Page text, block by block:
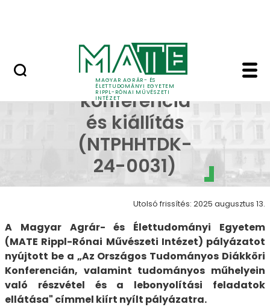
MAGYAR AGRÁR- ÉS
ÉLETTUDOMÁNYI EGYETEM
RIPPL-RÓNAI MŰVÉSZETI
INTÉZET
Kendőzetlenül -
Művészeti
konferencia
és kiállítás
(NTPHHTDK-
24-0031)
Utolsó frissítés: 2025 augusztus 13.
A Magyar Agrár- és Élettudományi Egyetem
(MATE Rippl-Rónai Művészeti Intézet) pályázatot
nyújtott be a „Az Országos Tudományos Diákköri
Konferencián, valamint tudományos műhelyein
való részvétel és a lebonyolítási feladatok
ellátása" címmel kiírt nyílt pályázatra.